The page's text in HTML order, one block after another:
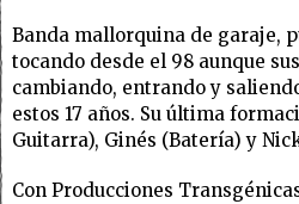
Banda mallorquina de garaje,
tocando desde el 98 aunque
cambiando, entrando y
estos 17 años. Su última
Guitarra), Ginés (Batería) y
Con Producciones